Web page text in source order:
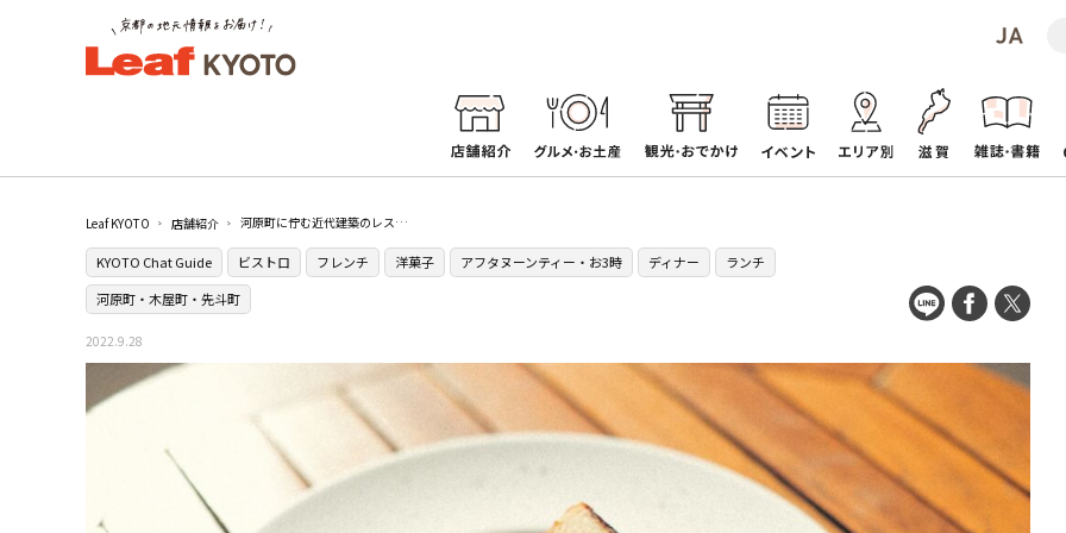
Leaf KYOTO 店舗紹介 河原町に佇む近代建築のレストランで優雅な時間を［FORTUNE GARDEN KYOTO］
KYOTO Chat Guide ビストロ フレンチ 洋菓子 アフタヌーンティー・お3時 ディナー
ランチ
河原町・木屋町・先斗町
2022.9.28